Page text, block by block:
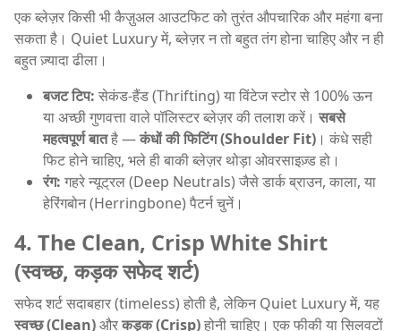
एक ब्लेज़र किसी भी कैज़ुअल आउटफिट को तुरंत औपचारिक और महंगा बना
सकता है। Quiet Luxury में, ब्लेज़र न तो बहुत तंग होना चाहिए और न ही
बहुत ज़्यादा ढीला।
बजट टिप: सेकंड-हैंड (Thrifting) या विंटेज स्टोर से 100% ऊन
या अच्छी गुणवत्ता वाले पॉलिस्टर ब्लेज़र की तलाश करें।सबसे
महत्वपूर्ण बातहै —कंधों की फिटिंग (Shoulder Fit) । कंधे सही
फिट होने चाहिए, भले ही बाकी ब्लेज़र थोड़ा ओवरसाइज़्ड हो।
रंग: गहरे न्यूट्रल (Deep Neutrals) जैसे डार्क ब्राउन, काला, या
हेरिंगबोन (Herringbone) पैटर्न चुनें।
4. The Clean, Crisp White Shirt
(स्वच्छ, कड़क सफेद शर्ट)
सफेद शर्ट सदाबहार (timeless) होती है, लेकिन Quiet Luxury में, यह
स्वच्छ (Clean)औरकड़क (Crisp)होनी चाहिए। एक फीकी या सिलवटों